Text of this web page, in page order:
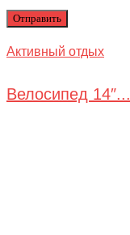
Активный отдых
Велосипед 14″...